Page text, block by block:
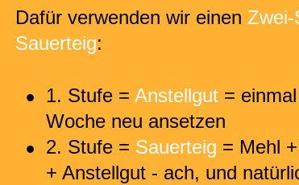
Dafür verwenden wir einen Zwei-
Sauerteig:
• 1. Stufe = Anstellgut =
Woche neu ansetzen
• 2. Stufe = Sauerteig = Mehl
+ Anstellgut - ach, und